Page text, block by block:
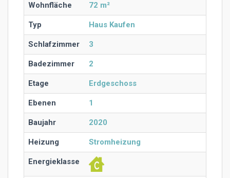
Wohnfläche 72 m²
Typ Haus Kaufen
Schlafzimmer 3
Badezimmer 2
Etage Erdgeschoss
Ebenen 1
Baujahr 2020
Heizung Stromheizung
Energieklasse